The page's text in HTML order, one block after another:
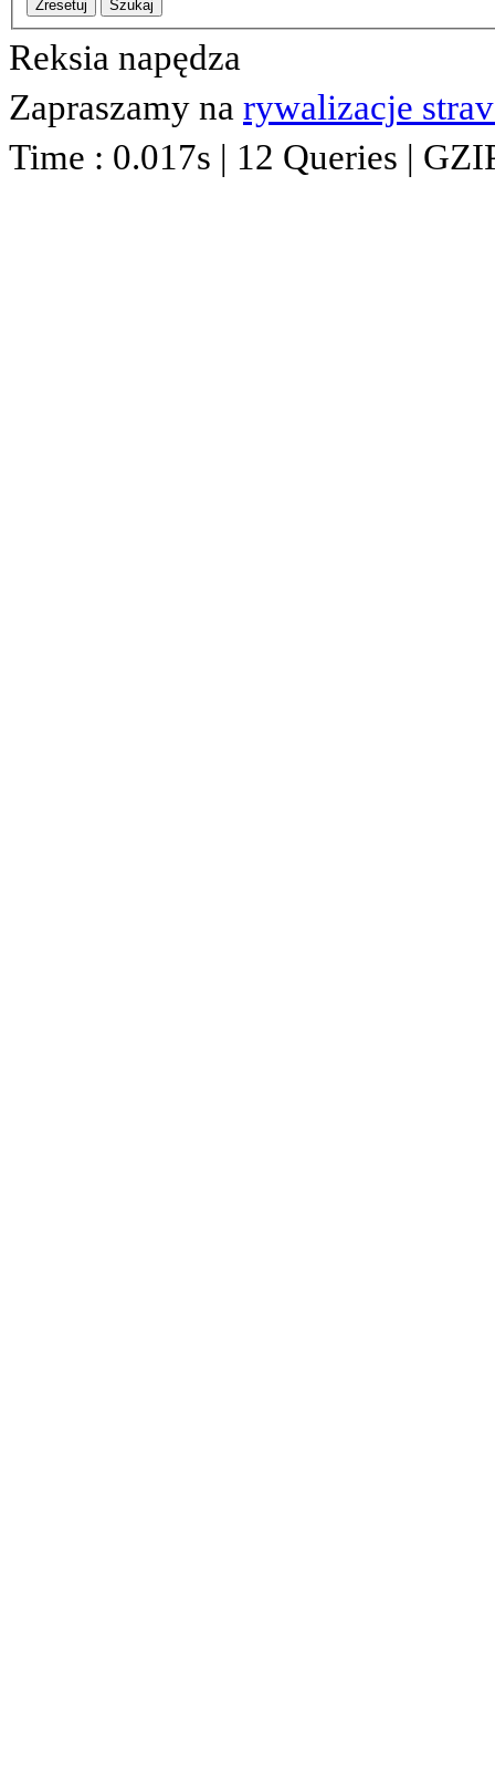
Zresetuj Szukaj
Reksia napędza
Zapraszamy na rywalizacje
Time : 0.017s | 12 Queries |